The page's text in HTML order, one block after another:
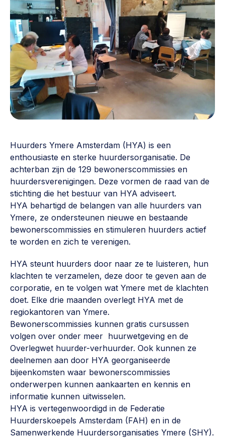
Vrijwilligers en medewerkers
Werving, contracten en vergoedingen, betaalde krachten
>
Eigen gebouw
Huren of kopen, maatschappelijk vastgoed,
ontmoetingsplekken >
Sociaal ondernemen
Bewonersbedrijf starten, ondernemingsplan maken >
Community building en ABCD, welkomstcultuur >
Zorgzame gemeenschappen
Betrokken buurten, contact stimuleren, netwerken
uitbreiden >
Wijkaanpak
Werken aan de wijk, ABCD, WijkWijzer >
Voorbereiden op crisis, noodsteunpunten,
ontmoetingsplekken >
Buurtenergie
Energiecollectieven, buurt vergroenen, SDG >
Meebeslissen
Uitdaagrecht, gemeenschapsfondsen, lokale democratie >
Samenwerken en lokale politiek
Lobbyen, invloed uitoefenen, maatschappelijke impact >
Omgevingswet en gebiedsontwikkeling
invoering omgevingswet, participatie,
gebiedsontwikkeling>
Opinie
Bijeenkomsten
Team
Lid worden
Vraag stellen
030 231 7511
Huurders Ymere Amsterdam (HYA) is een
enthousiaste en sterke huurdersorganisatie. De
achterban zijn de 129 bewonerscommissies en
huurdersverenigingen. Deze vormen de raad van de
stichting die het bestuur van HYA adviseert.
HYA behartigd de belangen van alle huurders van
Ymere, ze ondersteunen nieuwe en bestaande
bewonerscommissies en stimuleren huurders actief
te worden en zich te verenigen.
HYA steunt huurders door naar ze te luisteren, hun
klachten te verzamelen, deze door te geven aan de
corporatie, en te volgen wat Ymere met de klachten
doet. Elke drie maanden overlegt HYA met de
regiokantoren van Ymere.
Bewonerscommissies kunnen gratis cursussen
volgen over onder meer huurwetgeving en de
Overlegwet huurder-verhuurder. Ook kunnen ze
deelnemen aan door HYA georganiseerde
bijeenkomsten waar bewonerscommissies
onderwerpen kunnen aankaarten en kennis en
informatie kunnen uitwisselen.
HYA is vertegenwoordigd in de Federatie
Huurderskoepels Amsterdam (FAH) en in de
Samenwerkende Huurdersorganisaties Ymere (SHY).